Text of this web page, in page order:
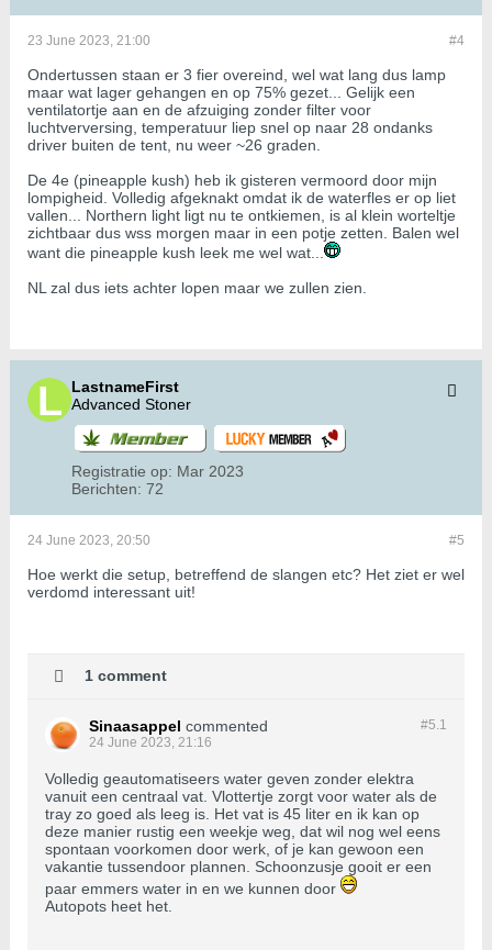
#4
23 June 2023, 21:00
Ondertussen staan er 3 fier overeind, wel wat lang dus lamp
maar wat lager gehangen en op 75% gezet... Gelijk een
ventilatortje aan en de afzuiging zonder filter voor
luchtverversing, temperatuur liep snel op naar 28 ondanks
driver buiten de tent, nu weer ~26 graden.
De 4e (pineapple kush) heb ik gisteren vermoord door mijn
lompigheid. Volledig afgeknakt omdat ik de waterfles er op liet
vallen... Northern light ligt nu te ontkiemen, is al klein worteltje
zichtbaar dus wss morgen maar in een potje zetten. Balen wel
want die pineapple kush leek me wel wat...
NL zal dus iets achter lopen maar we zullen zien.
LastnameFirst
Advanced Stoner
Registratie op: Mar 2023
Berichten: 72
#5
24 June 2023, 20:50
Hoe werkt die setup, betreffend de slangen etc? Het ziet er wel
verdomd interessant uit!
1 comment
#5.1
Sinaasappel commented
24 June 2023, 21:16
Volledig geautomatiseers water geven zonder elektra
vanuit een centraal vat. Vlottertje zorgt voor water als de
tray zo goed als leeg is. Het vat is 45 liter en ik kan op
deze manier rustig een weekje weg, dat wil nog wel eens
spontaan voorkomen door werk, of je kan gewoon een
vakantie tussendoor plannen. Schoonzusje gooit er een
paar emmers water in en we kunnen door
Autopots heet het.